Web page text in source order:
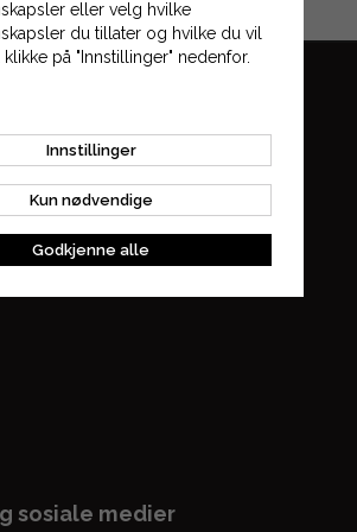
Fortsett til kassen
Logg inn
sosiale medier
eller velg hvilke
du tillater og hvilke du vil
klikke på "Innstillinger" nedenfor.
Innstillinger
Kun nødvendige
Godkjenne alle